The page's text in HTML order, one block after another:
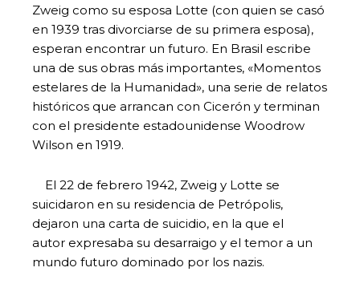
Zweig como su esposa Lotte (con quien se casó
en 1939 tras divorciarse de su primera esposa),
esperan encontrar un futuro. En Brasil escribe
una de sus obras más importantes, «Momentos
estelares de la Humanidad», una serie de relatos
históricos que arrancan con Cicerón y terminan
con el presidente estadounidense Woodrow
Wilson en 1919.
El 22 de febrero 1942, Zweig y Lotte se
suicidaron en su residencia de Petrópolis,
dejaron una carta de suicidio, en la que el
autor expresaba su desarraigo y el temor a un
mundo futuro dominado por los nazis.